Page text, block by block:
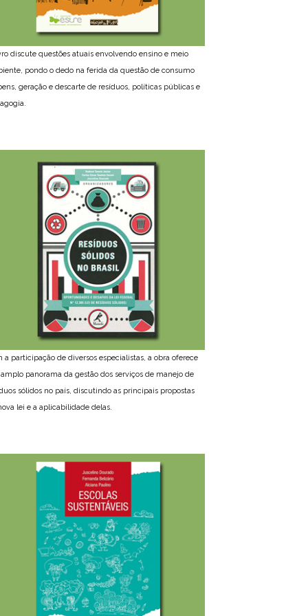
discute questões atuais envolvendo ensino e meio
pondo o dedo na ferida da questão de consumo
geração e descarte de resíduos, políticas públicas e
a participação de diversos especialistas, a obra oferece
panorama da gestão dos serviços de manejo de
sólidos no país, discutindo as principais propostas
lei e a aplicabilidade delas.